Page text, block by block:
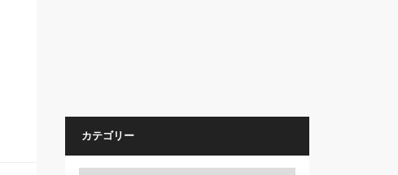
カテゴリー